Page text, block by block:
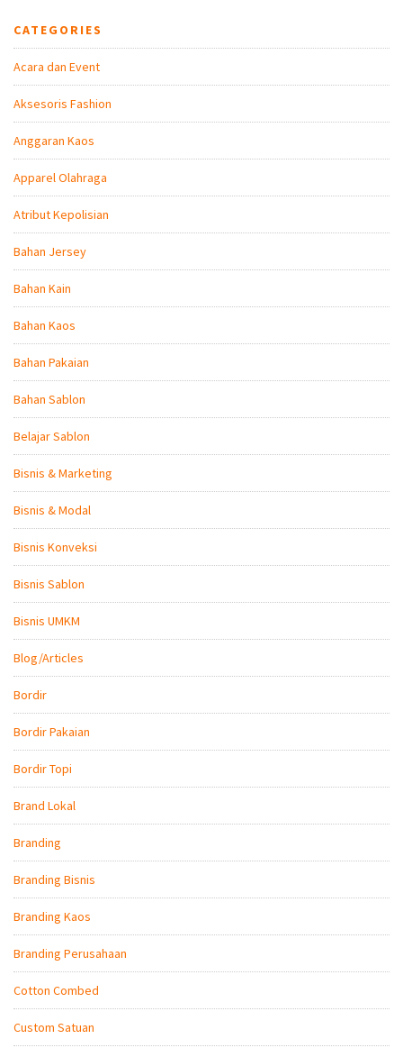
CATEGORIES
Acara dan Event
Aksesoris Fashion
Anggaran Kaos
Apparel Olahraga
Atribut Kepolisian
Bahan Jersey
Bahan Kain
Bahan Kaos
Bahan Pakaian
Bahan Sablon
Belajar Sablon
Bisnis & Marketing
Bisnis & Modal
Bisnis Konveksi
Bisnis Sablon
Bisnis UMKM
Blog/Articles
Bordir
Bordir Pakaian
Bordir Topi
Brand Lokal
Branding
Branding Bisnis
Branding Kaos
Branding Perusahaan
Cotton Combed
Custom Satuan